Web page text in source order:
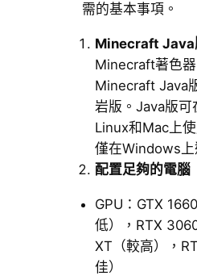
需的基本事項。
Minecraft Java
Minecraft著色
Minecraft Java
岩版。Java版可
Linux和Mac上
僅在Windows上
配置足夠的電腦
GPU：GTX
低），RTX
XT（較高），
佳）